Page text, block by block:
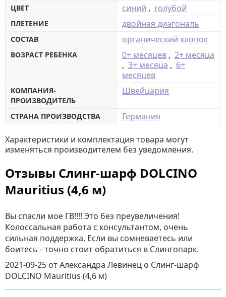
ЦВЕТ синий , голубой
ПЛЕТЕНИЕ двойная диагональ
СОСТАВ органический хлопок
ВОЗРАСТ РЕБЕНКА 0+ месяцев , 2+ месяца
, 3+ месяца , 6+
месяцев
КОМПАНИЯ-
ПРОИЗВОДИТЕЛЬ
Швейцария
СТРАНА ПРОИЗВОДСТВА Германия
Характеристики и комплектация товара могут
изменяться производителем без уведомления.
Отзывы Слинг-шарф DOLCINO
Mauritius (4,6 м)
Вы спасли мое ГВ!!!! Это без преувеличения!
Колоссальная работа с консультантом, очень
сильная поддержка. Если вы сомневаетесь или
боитесь - точно стоит обратиться в Слингопарк.
2021-09-25 от Александра Левинец о Слинг-шарф
DOLCINO Mauritius (4,6 м)